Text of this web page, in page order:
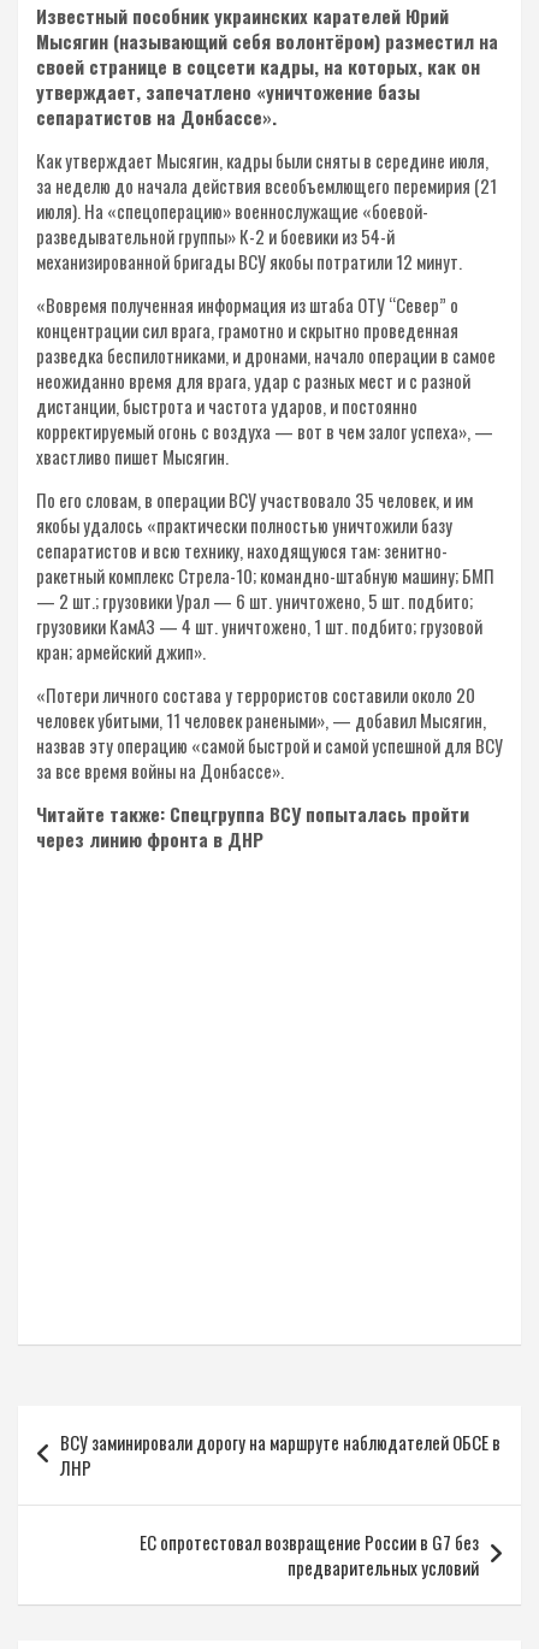
Известный пособник украинских карателей Юрий
Мысягин (называющий себя волонтёром) разместил на
своей странице в соцсети кадры, на которых, как он
утверждает, запечатлено «уничтожение базы
сепаратистов на Донбассе».
Как утверждает Мысягин, кадры были сняты в середине июля,
за неделю до начала действия всеобъемлющего перемирия (21
июля). На «спецоперацию» военнослужащие «боевой-
разведывательной группы» К-2 и боевики из 54-й
механизированной бригады ВСУ якобы потратили 12 минут.
«Вовремя полученная информация из штаба ОТУ “Север” о
концентрации сил врага, грамотно и скрытно проведенная
разведка беспилотниками, и дронами, начало операции в самое
неожиданно время для врага, удар с разных мест и с разной
дистанции, быстрота и частота ударов, и постоянно
корректируемый огонь с воздуха — вот в чем залог успеха», —
хвастливо пишет Мысягин.
По его словам, в операции ВСУ участвовало 35 человек, и им
якобы удалось «практически полностью уничтожили базу
сепаратистов и всю технику, находящуюся там: зенитно-
ракетный комплекс Стрела-10; командно-штабную машину; БМП
— 2 шт.; грузовики Урал — 6 шт. уничтожено, 5 шт. подбито;
грузовики КамАЗ — 4 шт. уничтожено, 1 шт. подбито; грузовой
кран; армейский джип».
«Потери личного состава у террористов составили около 20
человек убитыми, 11 человек ранеными», — добавил Мысягин,
назвав эту операцию «самой быстрой и самой успешной для ВСУ
за все время войны на Донбассе».
Читайте также: Спецгруппа ВСУ попыталась пройти
через линию фронта в ДНР
по
записям
ВСУ заминировали дорогу на маршруте наблюдателей ОБСЕ в
ЛНР
ЕС опротестовал возвращение России в G7 без
предварительных условий